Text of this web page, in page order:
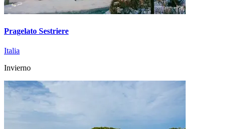
Pragelato Sestriere
Italia
Invierno